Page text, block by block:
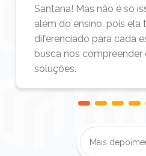
Santana! Mas não é só
além do ensino, pois ela
diferenciado para cada
busca nos compreender
soluções.
Mais